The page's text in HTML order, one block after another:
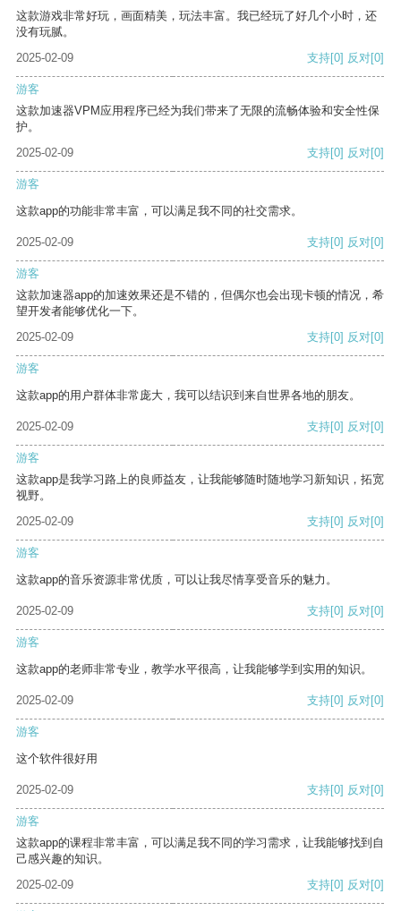
这款游戏非常好玩，画面精美，玩法丰富。我已经玩了好几个小时，还
没有玩腻。
2025-02-09
支持[0] 反对[0]
游客
这款加速器VPM应用程序已经为我们带来了无限的流畅体验和安全性保
护。
2025-02-09
支持[0] 反对[0]
游客
这款app的功能非常丰富，可以满足我不同的社交需求。
2025-02-09 支持[0] 反对[0]
游客
这款加速器app的加速效果还是不错的，但偶尔也会出现卡顿的情况，希
望开发者能够优化一下。
2025-02-09
支持[0] 反对[0]
游客
这款app的用户群体非常庞大，我可以结识到来自世界各地的朋友。
2025-02-09 支持[0] 反对[0]
游客
这款app是我学习路上的良师益友，让我能够随时随地学习新知识，拓宽
视野。
2025-02-09
支持[0] 反对[0]
游客
这款app的音乐资源非常优质，可以让我尽情享受音乐的魅力。
2025-02-09 支持[0] 反对[0]
游客
这款app的老师非常专业，教学水平很高，让我能够学到实用的知识。
2025-02-09 支持[0] 反对[0]
游客
这个软件很好用
2025-02-09 支持[0] 反对[0]
游客
这款app的课程非常丰富，可以满足我不同的学习需求，让我能够找到自
己感兴趣的知识。
2025-02-09
支持[0] 反对[0]